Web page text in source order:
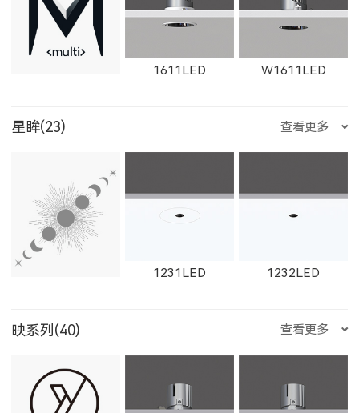
1611LED W1611LED
1612LED W1612LED 1761LED
1762LED W1762LED
星眸(23) 查看更多
1231LED 1232LED
映系列(40) 查看更多